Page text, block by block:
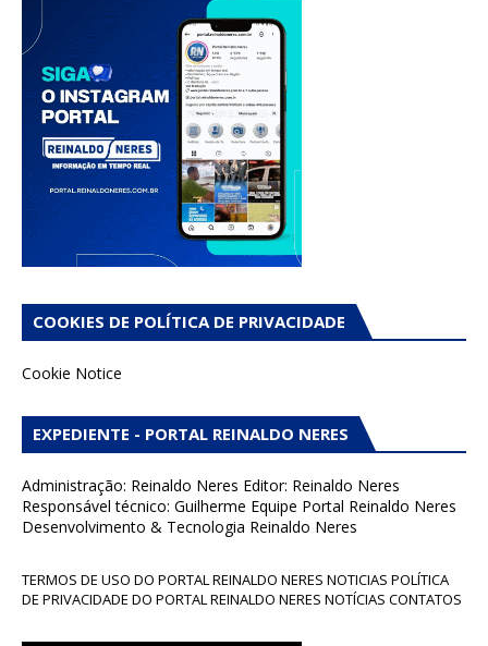
COOKIES DE POLÍTICA DE PRIVACIDADE
Cookie Notice
EXPEDIENTE - PORTAL REINALDO NERES
Administração: Reinaldo Neres Editor: Reinaldo Neres
Responsável técnico: Guilherme Equipe Portal Reinaldo Neres
Desenvolvimento & Tecnologia Reinaldo Neres
TERMOS DE USO DO PORTAL REINALDO NERES NOTICIAS POLÍTICA
DE PRIVACIDADE DO PORTAL REINALDO NERES NOTÍCIAS CONTATOS